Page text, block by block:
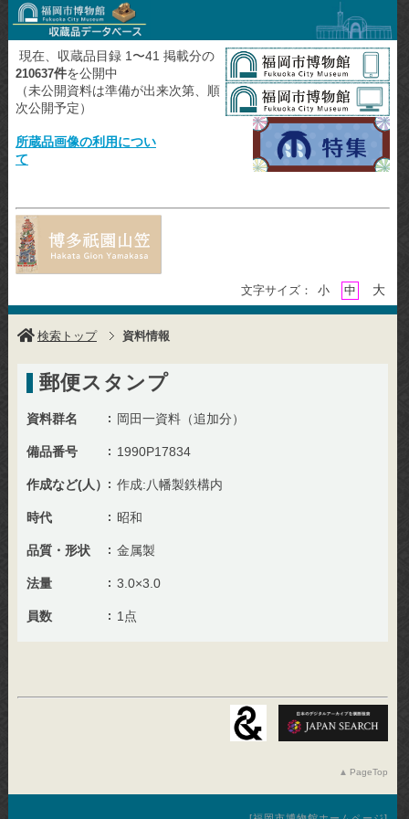
現在、収蔵品目録 1〜41 掲載分の
210637件を公開中
（未公開資料は準備が出来次第、順
次公開予定）
所蔵品画像の利用につい
て
文字サイズ： 小 中 大
検索トップ 資料情報
郵便スタンプ
資料群名 岡田一資料（追加分）
備品番号 1990P17834
作成など(人） 作成:八幡製鉄構内
時代 昭和
品質・形状 金属製
法量 3.0×3.0
員数 1点
PageTop